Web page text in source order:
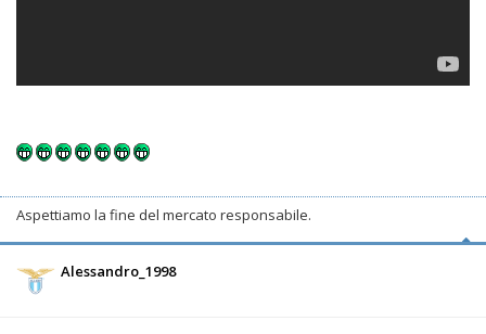
Aspettiamo la fine del mercato responsabile.
Alessandro_1998